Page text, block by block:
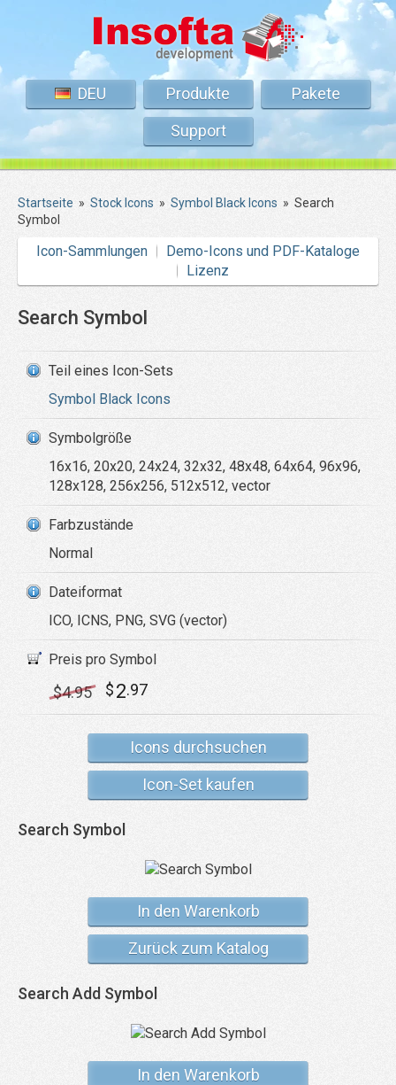
DEU Produkte
Pakete
Support
Startseite » Stock Icons » Symbol Black Icons » Search
Symbol
Icon-Sammlungen
Demo-Icons und PDF-Kataloge
Lizenz
Search Symbol
Teil eines Icon-Sets
Symbol Black Icons
Symbolgröße
16x16, 20x20, 24x24, 32x32, 48x48, 64x64, 96x96,
128x128, 256x256, 512x512, vector
Farbzustände
Normal
Dateiformat
ICO, ICNS, PNG, SVG (vector)
Preis pro Symbol
$4.95 $2.97
Icons durchsuchen
Icon-Set kaufen
Search Symbol
In den Warenkorb
Zurück zum Katalog
Search Add Symbol
In den Warenkorb